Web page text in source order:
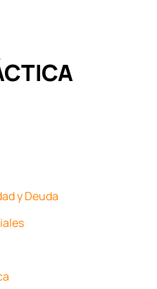
y Deuda